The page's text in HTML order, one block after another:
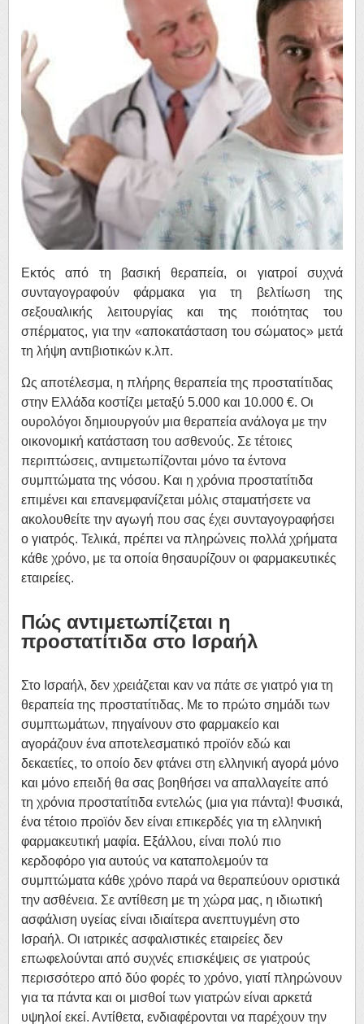
Εκτός από τη βασική θεραπεία, οι γιατροί συχνά
συνταγογραφούν φάρμακα για τη βελτίωση της
σεξουαλικής λειτουργίας και της ποιότητας του
σπέρματος, για την «αποκατάσταση του σώματος» μετά
τη λήψη αντιβιοτικών κ.λπ.
Ως αποτέλεσμα, η πλήρης θεραπεία της προστατίτιδας
στην Ελλάδα κοστίζει μεταξύ 5.000 και 10.000 €. Οι
ουρολόγοι δημιουργούν μια θεραπεία ανάλογα με την
οικονομική κατάσταση του ασθενούς. Σε τέτοιες
περιπτώσεις, αντιμετωπίζονται μόνο τα έντονα
συμπτώματα της νόσου. Και η χρόνια προστατίτιδα
επιμένει και επανεμφανίζεται μόλις σταματήσετε να
ακολουθείτε την αγωγή που σας έχει συνταγογραφήσει
ο γιατρός. Τελικά, πρέπει να πληρώνεις πολλά χρήματα
κάθε χρόνο, με τα οποία θησαυρίζουν οι φαρμακευτικές
εταιρείες.
Πώς αντιμετωπίζεται η
προστατίτιδα στο Ισραήλ
Στο Ισραήλ, δεν χρειάζεται καν να πάτε σε γιατρό για τη
θεραπεία της προστατίτιδας. Με το πρώτο σημάδι των
συμπτωμάτων, πηγαίνουν στο φαρμακείο και
αγοράζουν ένα αποτελεσματικό προϊόν εδώ και
δεκαετίες, το οποίο δεν φτάνει στη ελληνική αγορά μόνο
και μόνο επειδή θα σας βοηθήσει να απαλλαγείτε από
τη χρόνια προστατίτιδα εντελώς (μια για πάντα)! Φυσικά,
ένα τέτοιο προϊόν δεν είναι επικερδές για τη ελληνική
φαρμακευτική μαφία. Εξάλλου, είναι πολύ πιο
κερδοφόρο για αυτούς να καταπολεμούν τα
συμπτώματα κάθε χρόνο παρά να θεραπεύουν οριστικά
την ασθένεια. Σε αντίθεση με τη χώρα μας, η ιδιωτική
ασφάλιση υγείας είναι ιδιαίτερα ανεπτυγμένη στο
Ισραήλ. Οι ιατρικές ασφαλιστικές εταιρείες δεν
επωφελούνται από συχνές επισκέψεις σε γιατρούς
περισσότερο από δύο φορές το χρόνο, γιατί πληρώνουν
για τα πάντα και οι μισθοί των γιατρών είναι αρκετά
υψηλοί εκεί. Αντίθετα, ενδιαφέρονται να παρέχουν την